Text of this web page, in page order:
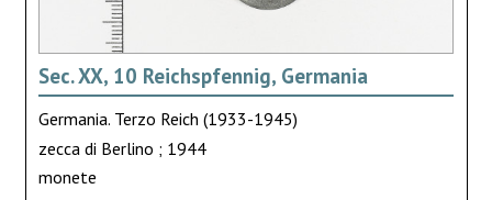
Sec. XX, 10 Reichspfennig, Germania
Germania. Terzo Reich (1933-1945)
zecca di Berlino ; 1944
monete